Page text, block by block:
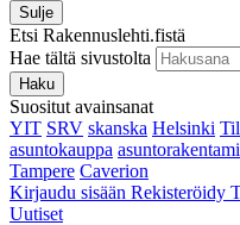
Sulje
Etsi Rakennuslehti.fistä
Hae tältä sivustolta
Haku
Suositut avainsanat
YIT SRV skanska Helsinki
asuntokauppa
Tampere Caverion
Kirjaudu sisään Rekisteröidy
Uutiset